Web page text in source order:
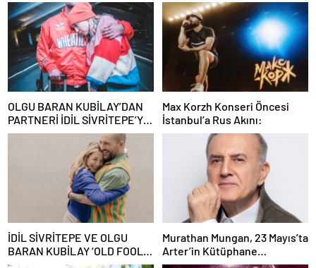
OLGU BARAN KUBİLAY’DAN
PARTNERİ İDİL SİVRİTEPE’YE
ÖVGÜ DOLU SÖZLER!
Max Korzh Konseri Öncesi
İstanbul’a Rus Akını:
İDİL SİVRİTEPE VE OLGU
BARAN KUBİLAY ‘OLD FOOLS’
İLE TÜRSAK VAKFI İÇİN
Murathan Mungan, 23 Mayıs’ta
Arter’in Kütüphane
Söyleşileri’ne Konuk Oluyor!